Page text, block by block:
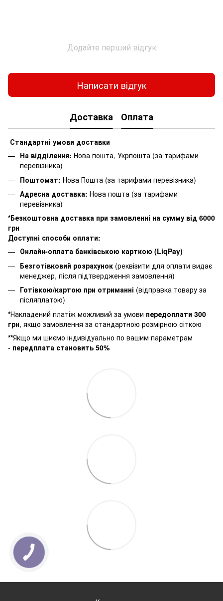
Додайте перший відгук
Написати відгук
Доставка Оплата
Стандартні умови доставки
На відділення: Нова пошта, Укрпошта (за тарифами
перевізника)
Поштомат: Нова Пошта (за тарифами перевізника)
Адресна доставка: Нова пошта (за тарифами
перевізника)
*Безкоштовна доставка при замовленні на сумму від 6000
грн
Доступні способи оплати:
Онлайн-оплата банківською карткою (LiqPay)
Безготівковий розрахунок (реквізити для оплати видає
менеджер, після підтвердження замовлення)
Готівкою/картою при отриманні (відправка товару за
післяплатою)
*Накладений платіж можливий за умови передоплати 300
грн, якщо замовлення за стандартною розмірною сіткою
**Якщо ми шиємо індивідуально по вашим параметрам
- передплата становить 50%